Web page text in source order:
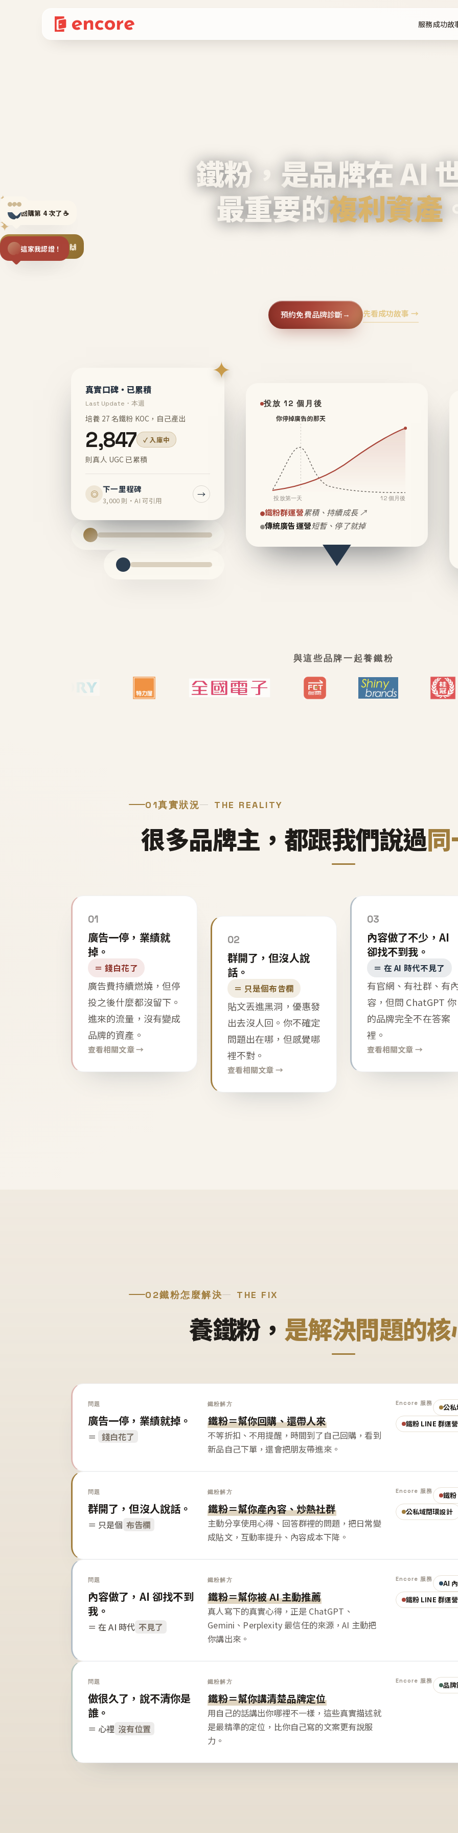
服務成功故
✦
✦
✦
回購第 4 次了 ☕
揪同事一起團購 🙌
這家我認證！
鐵粉，是品牌在 AI
最重要的複利資產
預約免費品牌診斷→ 先看成功故事 →
✦
真實口碑・已累積
Last Update・本週
培養 27 名鐵粉 KOC，自己產出
2,847 ✓ 入庫中
則真人 UGC 已累積
◎ 下一里程碑
3,000 則・AI 可引用
→
投放 12 個月後
你停掉廣告的那天
投放第一天 12 個月後
鐵粉群運營累積、持續成長 ↗
傳統廣告運營短暫、停了就掉
與這些品牌一起養鐵粉
01真實狀況 THE REALITY
很多品牌主，都跟我們說過同
01
廣告一停，業績就
掉。
＝ 錢白花了
廣告費持續燃燒，但停
投之後什麼都沒留下。
進來的流量，沒有變成
品牌的資產。
查看相關文章 →
02
群開了，但沒人說
話。
＝ 只是個布告欄
貼文丟進黑洞，優惠發
出去沒人回。你不確定
問題出在哪，但感覺哪
裡不對。
查看相關文章 →
03
內容做了不少，AI
卻找不到我。
＝ 在 AI 時代不見了
有官網、有社群、有
容，但問 ChatGPT 你
的品牌完全不在答案
裡。
查看相關文章 →
02鐵粉怎麼解決 THE FIX
養鐵粉， 是解決問題的
問題
廣告一停，業績就掉。
＝ 錢白花了
鐵粉解方
鐵粉＝幫你回購、還帶人來
不等折扣、不用提醒，時間到了自己回購，看到
新品自己下單，還會把朋友帶進來。
Encore 服務
公
鐵粉 LINE 群運營
問題
群開了，但沒人說話。
＝ 只是個 布告欄
鐵粉解方
鐵粉＝幫你產內容、炒熱社群
主動分享使用心得、回答群裡的問題，把日常變
成貼文，互動率提升、內容成本下降。
Encore 服務
鐵
公私域閉環設計
問題
內容做了，AI 卻找不到
我。
＝ 在 AI 時代 不見了
鐵粉解方
鐵粉＝幫你被 AI 主動推薦
真人寫下的真實心得，正是 ChatGPT、
Gemini、Perplexity 最信任的來源，AI 主動把
你講出來。
Encore 服務
AI
鐵粉 LINE 群運營
問題
做很久了，說不清你是
誰。
＝ 心裡 沒有位置
鐵粉解方
鐵粉＝幫你講清楚品牌定位
用自己的話講出你哪裡不一樣，這些真實描述就
是最精準的定位，比你自己寫的文案更有說服
力。
Encore 服務 品